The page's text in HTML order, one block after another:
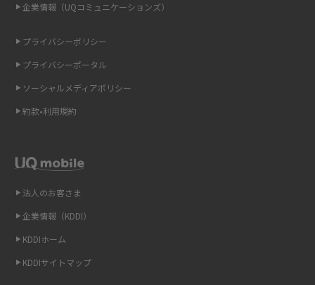
ONU（光回線終端装置）とは？モデム・ルーター・ホームゲートウェイと
ギガバイト（GB）とは？1GBの目安やギガが足りない時の対処法を紹介
Wi-Fi 6とは？Wi-Fi 5との違いやメリットと注意点、規格の種類も解説
Wi-Fiを自宅に設置する方法は？必要なことやポイントも紹介
光ファイバーとは？仕組みやメリット・デメリットを初心者向けにわかり
やすく解説
を解説
法人のお客さま
企業情報（KDDI）
KDDIホーム
KDDIサイトマップ
企業情報（UQコミュニケーションズ）
プライバシーポリシー
プライバシーポータル
ソーシャルメディアポリシー
約款•利用規約